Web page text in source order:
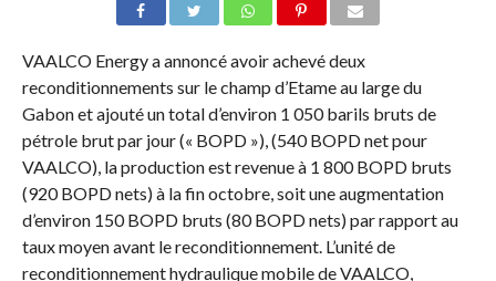
VAALCO Energy a annoncé avoir achevé deux
reconditionnements sur le champ d’Etame au large du
Gabon et ajouté un total d’environ 1 050 barils bruts de
pétrole brut par jour (« BOPD »), (540 BOPD net pour
VAALCO), la production est revenue à 1 800 BOPD bruts
(920 BOPD nets) à la fin octobre, soit une augmentation
d’environ 150 BOPD bruts (80 BOPD nets) par rapport au
taux moyen avant le reconditionnement. L’unité de
reconditionnement hydraulique mobile de VAALCO,